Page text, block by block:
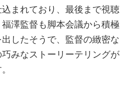
まれており、最後まで視聴
澤監督も脚本会議から積極
したそうで、監督の緻密な
みなストーリーテリングが